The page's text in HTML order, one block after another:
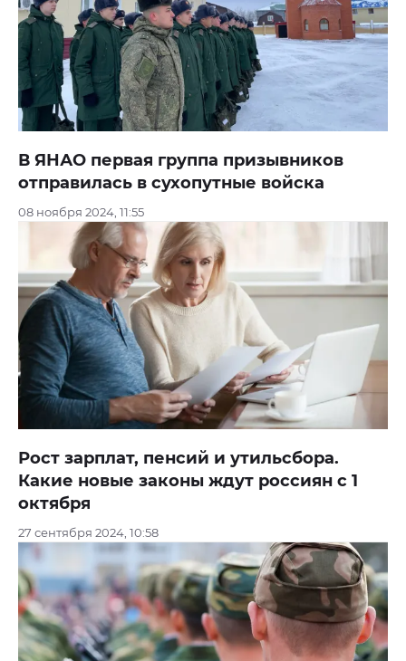
В ЯНАО первая группа призывников
отправилась в сухопутные войска
08 ноября 2024, 11:55
Рост зарплат, пенсий и утильсбора.
Какие новые законы ждут россиян с 1
октября
27 сентября 2024, 10:58